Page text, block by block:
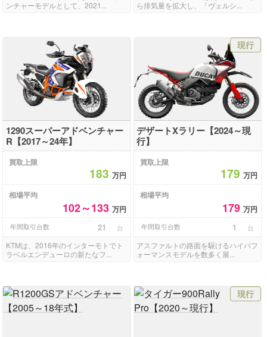
ンチャーモデルとして、2021...
ら排気量を拡大し、「ヴェルシ...
1290スーパーアドベンチャー
R【2017～24年】
買取上限
183万円
相場平均
102～133万円
年間取引台数 21 台
KTMは、2016年のインターモトでト
ラベルエンデューロの新たなフ...
現行
デザートXラリー【2024～現
行】
買取上限
179 万円
相場平均
179 万円
年間取引台数 1 台
アスファルトの路面を駆けるハイパフ
ォーマンスモデルを数多く展...
現行